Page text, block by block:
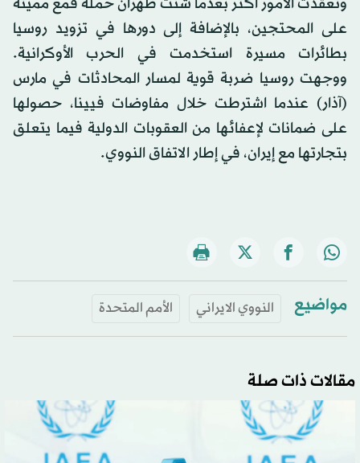
على المحتجين، بالإضافة إلى دورها في تزويد روسيا
بطائرات مسيرة استخدمت في الحرب الأوكرانية.
ووجهت روسيا ضربة قوية لمسار المحادثات في مارس
(آذار) عندما اشترطت خلال مفاوضات فيينا، حصولها
على ضمانات لإعفائها من العقوبات الدولية فيما يتعلق
بتجارتها مع إيران، في إطار الاتفاق النووي.
مواضيع النووي الايراني الأمم المتحدة
مقالات ذات صلة